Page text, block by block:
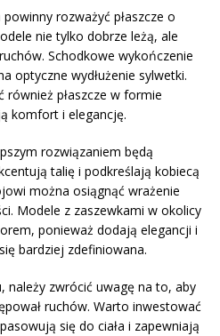
rozważyć płaszcze o
nie tylko dobrze leżą, ale
Schodkowe wykończenie
optyczne wydłużenie sylwetki.
płaszcze w formie
komfort i elegancję.
rozwiązaniem będą
talię i podkreślają kobiecą
można osiągnąć wrażenie
Modele z zaszewkami w okolicy
ponieważ dodają elegancji i
bardziej zdefiniowana.
należy zwrócić uwagę na to, aby
ruchów. Warto inwestować
się do ciała i zapewniają